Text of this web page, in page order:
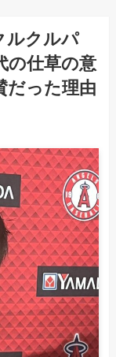
ルクルパ
の仕草の意
だった理由